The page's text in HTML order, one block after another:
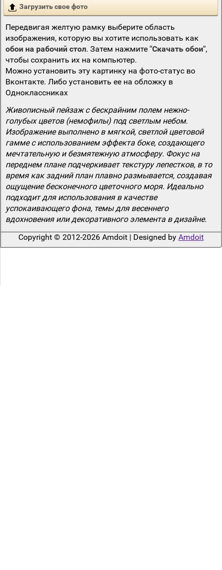
Загрузить свое фото
Передвигая желтую рамку выберите область
изображения, которую вы хотите использовать как
обои на рабочий стол. Затем нажмите "Скачать обои",
чтобы сохранить их на компьютер.
Можно установить эту картинку на фото-статус во
Вконтакте. Либо установить ее на обложку в
Одноклассниках
Живописный пейзаж с бескрайним полем нежно-
голубых цветов (немофилы) под светлым небом.
Изображение выполнено в мягкой, светлой цветовой
гамме с использованием эффекта боке, создающего
мечтательную и безмятежную атмосферу. Фокус на
переднем плане подчеркивает текстуру лепестков, в то
время как задний план плавно размывается, создавая
ощущение бесконечного цветочного моря. Идеально
подходит для использования в качестве
успокаивающего фона, темы для весеннего
вдохновения или декоративного элемента в дизайне.
Copyright © 2012-2026 Amdoit | Designed by Amdoit